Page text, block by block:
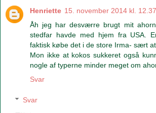
Henriette 15. november 2014 kl. 12.37
Åh jeg har desværre brugt mit
stedfar havde med hjem fra USA.
faktisk købe det i de store Irma- sært
Mon ikke at kokos sukkeret også
nogle af typerne minder meget om
Svar
Svar